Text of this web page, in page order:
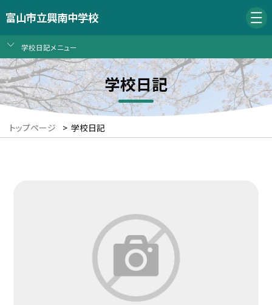
富山市立興南中学校
学校日記メニュー
学校日記
トップページ > 学校日記